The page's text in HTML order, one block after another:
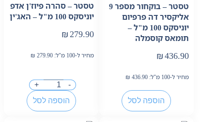
טסטר – בוקחור מספר 9
אליקסיר דה פרפיום
יוניסקס 100 מ"ל –
תומאס קוסמלה
₪436.90
מחיר ל-100 מ"ל: ₪ 436.90
הוספה לסל
טסטר – סהרה פיוז'ן אדפ
יוניסקס 100 מ"ל – האג'ין
₪279.90
מחיר ל-100 מ"ל: ₪ 279.90
-
+
הוספה לסל